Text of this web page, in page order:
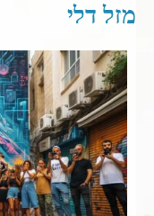
מזל דלי